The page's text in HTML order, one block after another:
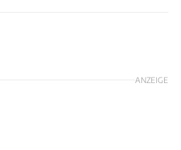
ANZEIGE